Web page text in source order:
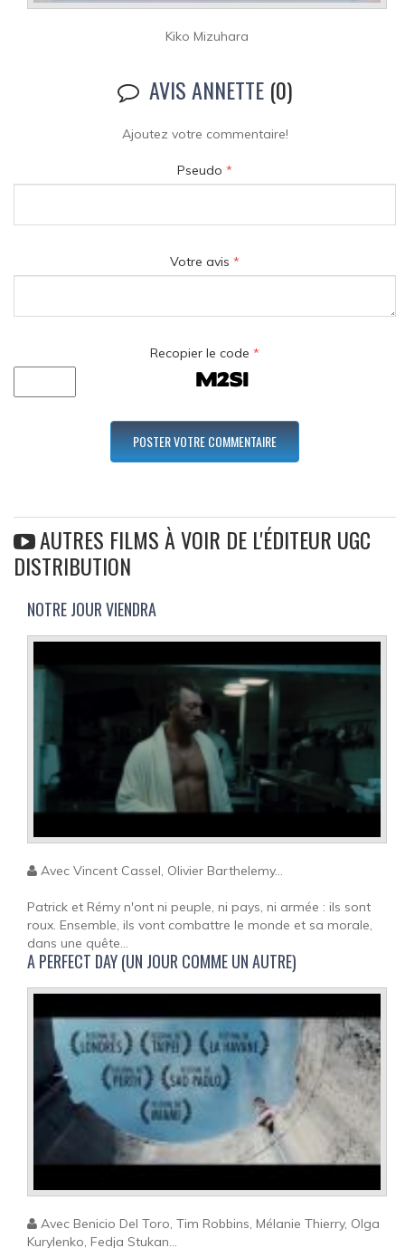
Kiko Mizuhara
AVIS ANNETTE (0)
Ajoutez votre commentaire!
Pseudo *
Votre avis *
Recopier le code *
AUTRES FILMS À VOIR DE L'ÉDITEUR UGC
DISTRIBUTION
NOTRE JOUR VIENDRA
Avec Vincent Cassel, Olivier Barthelemy...
Patrick et Rémy n'ont ni peuple, ni pays, ni armée : ils sont
roux. Ensemble, ils vont combattre le monde et sa morale,
dans une quête...
A PERFECT DAY (UN JOUR COMME UN AUTRE)
Avec Benicio Del Toro, Tim Robbins, Mélanie Thierry, Olga
Kurylenko, Fedja Stukan...